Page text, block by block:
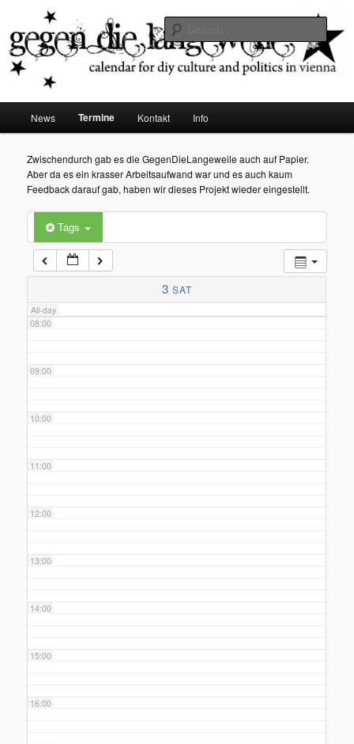
Gegen die Langeweile
diy dates vienna
Skip
to
primary
content
News Termine Kontakt Info
Zwischendurch gab es die GegenDieLangeweile auch auf Papier.
Aber da es ein krasser Arbeitsaufwand war und es auch kaum
Feedback darauf gab, haben wir dieses Projekt wieder eingestellt.
Tags
3 SAT
All-day
02:00
03:00
04:00
05:00
06:00
07:00
08:00
09:00
10:00
11:00
12:00
13:00
14:00
15:00
16:00